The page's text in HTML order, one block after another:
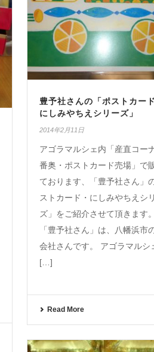
豊予社さんの「ポストカー
にしみやちえシリーズ」
2014年2月11日
アゴラマルシェ内「産直コー
番奥・ポストカード売場」で
ております、「豊予社さん」
ストカード・にしみやちえシ
ズ」をご紹介させて頂きます。
「豊予社さん」は、八幡浜市
会社さんです。 アゴラマルシ
[…]
Read More